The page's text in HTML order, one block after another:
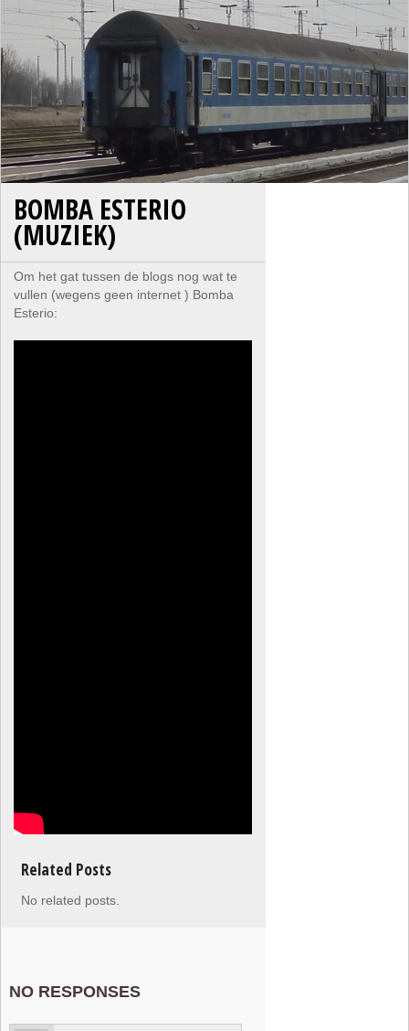
BOMBA ESTERIO
(MUZIEK)
Om het gat tussen de blogs nog wat te
vullen (wegens geen internet ) Bomba
Esterio:
Related Posts
No related posts.
NO RESPONSES